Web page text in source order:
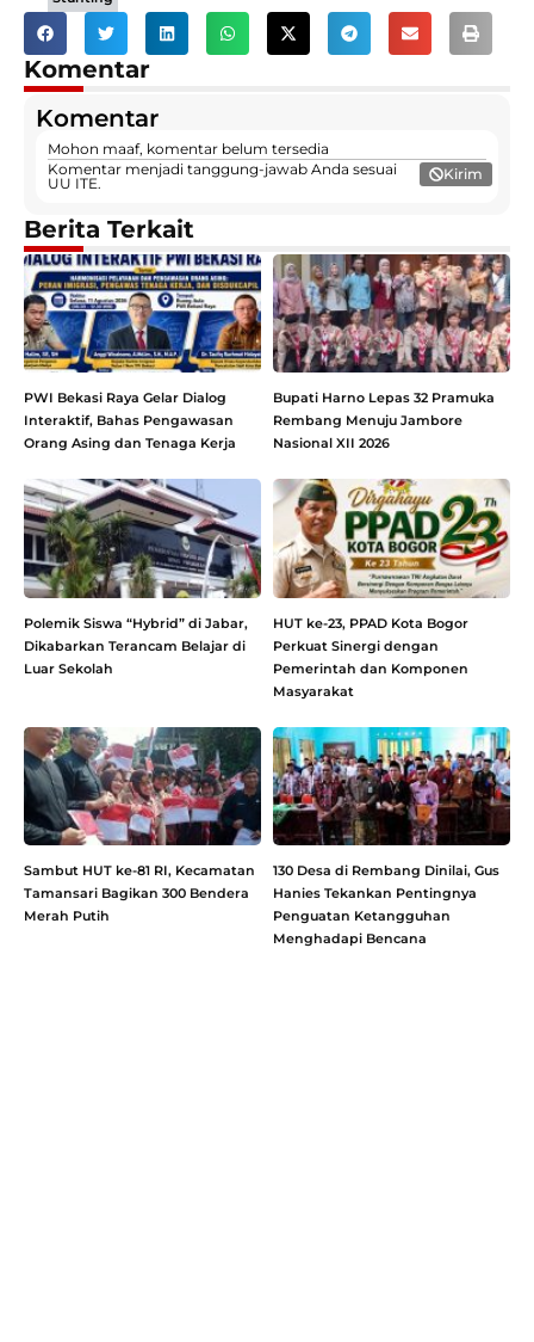
Komentar
Komentar
Mohon maaf, komentar belum tersedia
Komentar menjadi tanggung-jawab Anda sesuai
UU ITE.
Kirim
Berita Terkait
PWI Bekasi Raya Gelar Dialog
Interaktif, Bahas Pengawasan
Orang Asing dan Tenaga Kerja
Bupati Harno Lepas 32 Pramuka
Rembang Menuju Jambore
Nasional XII 2026
Polemik Siswa “Hybrid” di Jabar,
Dikabarkan Terancam Belajar di
Luar Sekolah
HUT ke-23, PPAD Kota Bogor
Perkuat Sinergi dengan
Pemerintah dan Komponen
Masyarakat
Sambut HUT ke-81 RI, Kecamatan
Tamansari Bagikan 300 Bendera
Merah Putih
130 Desa di Rembang Dinilai, Gus
Hanies Tekankan Pentingnya
Penguatan Ketangguhan
Menghadapi Bencana